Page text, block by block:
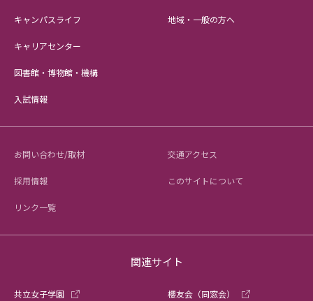
キャンパスライフ
キャリアセンター
図書館・博物館・機構
入試情報
地域・一般の方へ
お問い合わせ/取材 交通アクセス
採用情報 このサイトについて
リンク一覧
関連サイト
共立女子学園 櫻友会（同窓会）